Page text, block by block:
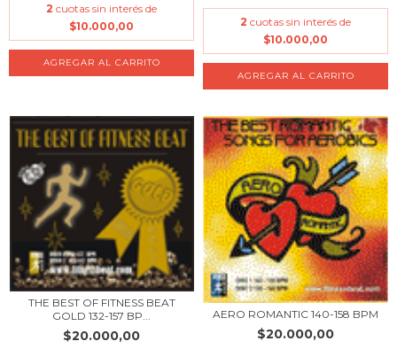
2 cuotas sin interés de
$10.000,00
2 cuotas sin interés de
$10.000,00
THE BEST OF FITNESS BEAT
GOLD 132-157 BP...
$20.000,00
AERO ROMANTIC 140-158 BPM
$20.000,00